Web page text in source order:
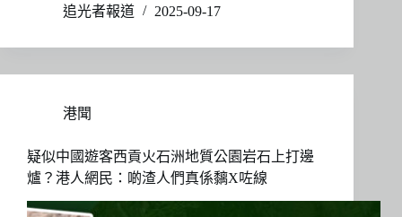
追光者報道
2025-09-17
港聞
疑似中國遊客西貢火石洲地質公園岩石上打邊
爐？港人網民：啲渣人們真係黐X咗線